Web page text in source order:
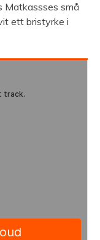
Matkassses små
ett bristyrke i